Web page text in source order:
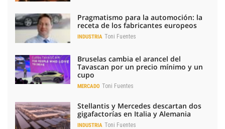
Pragmatismo para la automoción: la
receta de los fabricantes europeos
INDUSTRIA Toni Fuentes
Bruselas cambia el arancel del
Tavascan por un precio mínimo y un
cupo
MERCADO Toni Fuentes
Stellantis y Mercedes descartan dos
gigafactorías en Italia y Alemania
INDUSTRIA Toni Fuentes